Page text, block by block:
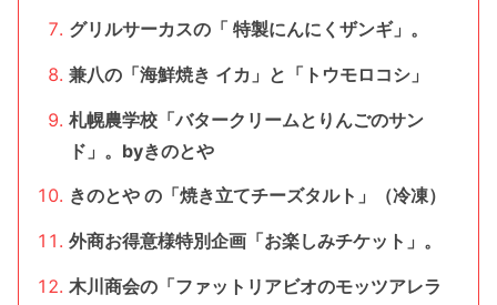
グリルサーカスの「 特製にんにくザンギ」。
兼八の「海鮮焼き イカ」と「トウモロコシ」
札幌農学校「バタークリームとりんごのサン
ド」。byきのとや
きのとや の「焼き立てチーズタルト」（冷凍）
外商お得意様特別企画「お楽しみチケット」。
木川商会の「ファットリアビオのモッツアレラ